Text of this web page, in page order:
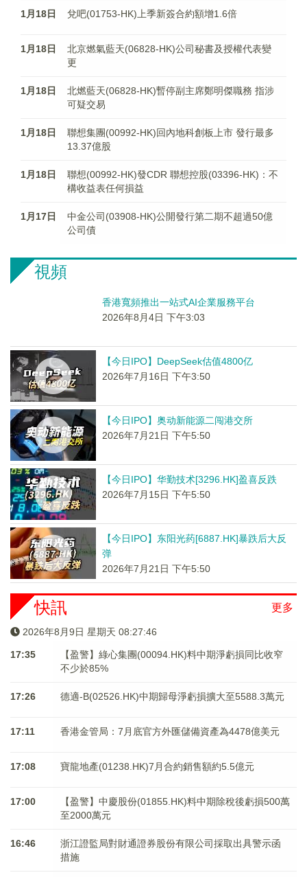
1月18日 兌吧(01753-HK)上季新簽合約額增1.6倍
1月18日
北京燃氣藍天(06828-HK)公司秘書及授權代表變
更
1月18日
北燃藍天(06828-HK)暫停副主席鄭明傑職務 指涉
可疑交易
1月18日
聯想集團(00992-HK)回內地科創板上市 發行最多
13.37億股
1月18日
聯想(00992-HK)發CDR 聯想控股(03396-HK)：不
構收益表任何損益
1月17日
中金公司(03908-HK)公開發行第二期不超過50億
公司債
視頻
香港寬頻推出一站式AI企業服務平台
2026年8月4日 下午3:03
【今日IPO】DeepSeek估值4800亿
2026年7月16日 下午3:50
【今日IPO】奥动新能源二闯港交所
2026年7月21日 下午5:50
【今日IPO】华勤技术[3296.HK]盈喜反跌
2026年7月15日 下午5:50
【今日IPO】东阳光药[6887.HK]暴跌后大反
弹
2026年7月21日 下午5:50
更多
快訊
2026年8月9日 星期天 08:27:46
17:35
【盈警】綠心集團(00094.HK)料中期淨虧損同比收窄
不少於85%
17:26 德適-B(02526.HK)中期歸母淨虧損擴大至5588.3萬元
17:11 香港金管局：7月底官方外匯儲備資產為4478億美元
17:08 寶龍地產(01238.HK)7月合約銷售額約5.5億元
17:00
【盈警】中慶股份(01855.HK)料中期除稅後虧損500萬
至2000萬元
16:46
浙江證監局對財通證券股份有限公司採取出具警示函
措施